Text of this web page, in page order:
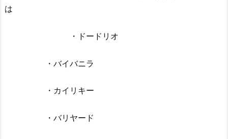
は
・ドードリオ
・バイバニラ
・カイリキー
・バリヤード